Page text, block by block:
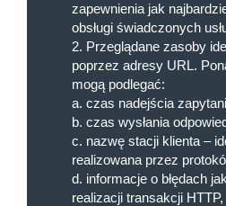
zapewnienia jak
obsługi świadczonych
2. Przeglądane zasoby
poprzez adresy URL.
mogą podlegać:
a. czas nadejścia
b. czas wysłania
c. nazwę stacji klienta –
realizowana przez
d. informacje o błędach
realizacji transakcji HTTP,